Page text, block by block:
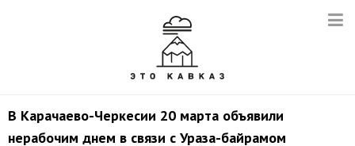
В Карачаево-Черкесии 20 марта объявили
нерабочим днем в связи с Ураза-байрамом